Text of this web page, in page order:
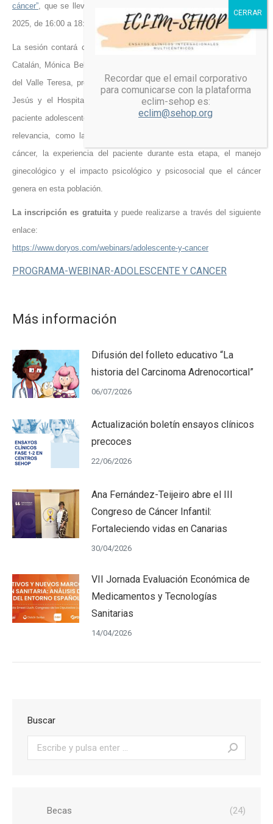
cáncer” , que se llevará a cabo el próximo
2025, de 16:00 a 18:00 h.
La sesión contará con la participación de las Dras. Maitane Andión
Catalán, Mónica Bellón del Amo, Patricia Gómez Hernández y Laura
del Valle Teresa, procedentes del Hospital Infantil Universitario Niño
Jesús y el Hospital San Carlos de Madrid, y el testimonio de un
paciente adolescente oncológico. El programa aborda temas de gran
relevancia, como las necesidades especiales del adolescente con
cáncer, la experiencia del paciente durante esta etapa, el manejo
ginecológico y el impacto psicológico y psicosocial que el cáncer
genera en esta población.
La inscripción es gratuitay puede realizarse a través del siguiente
enlace:
https://www.doryos.com/webinars/adolescente-y-cancer
PROGRAMA-WEBINAR-ADOLESCENTE Y CANCER
Más información
Difusión del folleto educativo “La
historia del Carcinoma Adrenocortical”
06/07/2026
Actualización boletín ensayos clínicos
precoces
22/06/2026
Ana Fernández-Teijeiro abre el III
Congreso de Cáncer Infantil:
Fortaleciendo vidas en Canarias
30/04/2026
VII Jornada Evaluación Económica de
Medicamentos y Tecnologías
Sanitarias
14/04/2026
Buscar
Buscar:
Becas
(24)
Recordar que el email corporativo
para comunicarse con la plataforma
eclim-sehop es:
eclim@sehop.org